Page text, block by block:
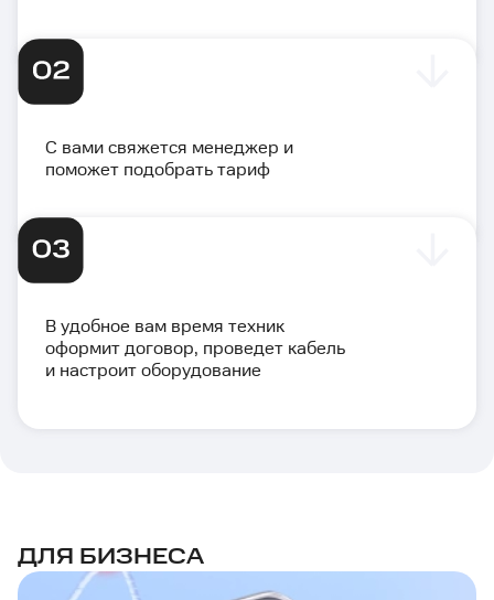
С вами свяжется менеджер и
поможет подобрать тариф
В удобное вам время техник
оформит договор, проведет кабель
и настроит оборудование
ДЛЯ БИЗНЕСА